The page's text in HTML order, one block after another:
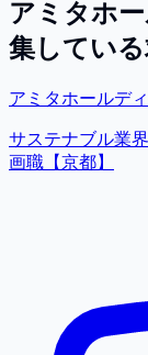
アミタホ
集している
アミタホールデ
サステナブル業
画職【京都】